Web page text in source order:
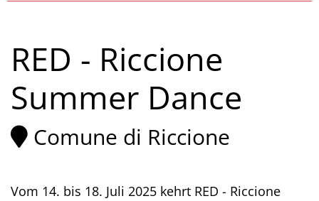
RED - Riccione
Summer Dance
Comune di Riccione
Vom 14. bis 18. Juli 2025 kehrt RED - Riccione